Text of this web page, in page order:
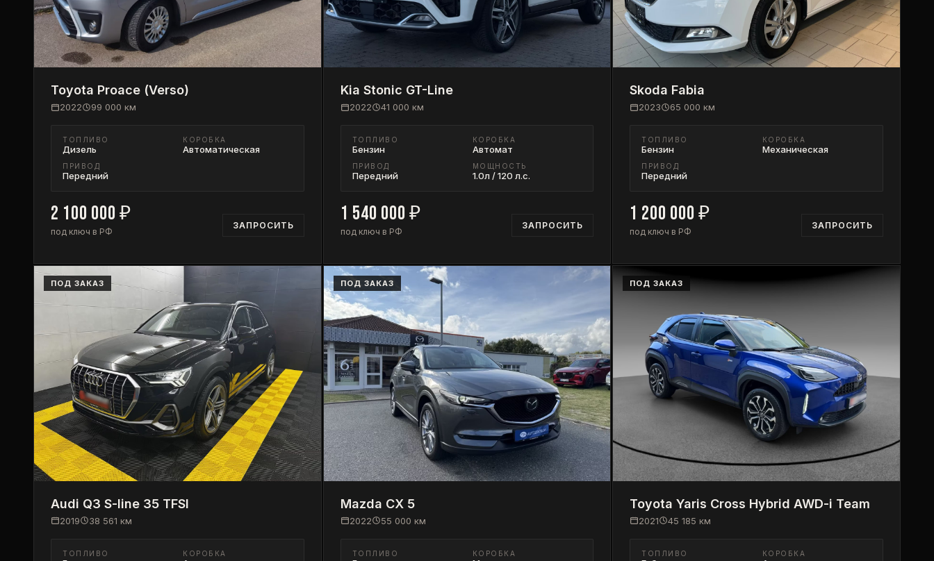
Toyota Proace (Verso)
2022 99 000 км
ТОПЛИВО
Дизель
КОРОБКА
Автоматическая
ПРИВОД
Передний
2 100 000 ₽
под ключ в РФ
ЗАПРОСИТЬ
Kia Stonic GT-Line
2022 41 000 км
ТОПЛИВО
Бензин
КОРОБКА
Автомат
ПРИВОД
Передний
МОЩНОСТЬ
1.0л / 120 л.с.
1 540 000 ₽
под ключ в РФ
ЗАПРОСИТЬ
Skoda Fabia
2023 65 000 км
ТОПЛИВО
Бензин
КОРОБКА
Механическая
ПРИВОД
Передний
1 200 000 ₽
под ключ в РФ
ЗАПРОСИТЬ
ПОД ЗАКАЗ
Audi Q3 S-line 35 TFSI
2019 38 561 км
ТОПЛИВО КОРОБКА
ПОД ЗАКАЗ
Mazda CX 5
2022 55 000 км
ТОПЛИВО КОРОБКА
ПОД ЗАКАЗ
Toyota Yaris Cross Hybrid AWD-i Team
2021 45 185 км
ТОПЛИВО КОРОБКА